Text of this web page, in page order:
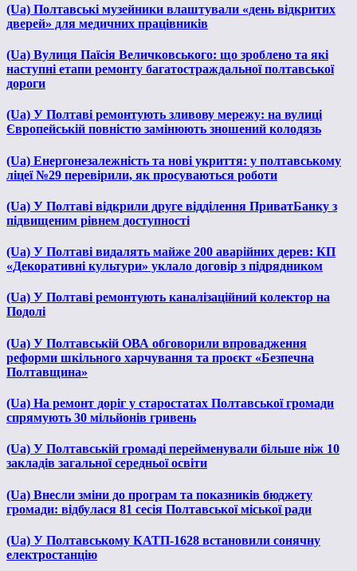
(Ua) Полтавські музейники влаштували «день відкритих
дверей» для медичних працівників
(Ua) Вулиця Паїсія Величковського: що зроблено та які
наступні етапи ремонту багатостраждальної полтавської
дороги
(Ua) У Полтаві ремонтують зливову мережу: на вулиці
Європейській повністю замінюють зношений колодязь
(Ua) Енергонезалежність та нові укриття: у полтавському
ліцеї №29 перевірили, як просуваються роботи
(Ua) У Полтаві відкрили друге відділення ПриватБанку з
підвищеним рівнем доступності
(Ua) У Полтаві видалять майже 200 аварійних дерев: КП
«Декоративні культури» уклало договір з підрядником
(Ua) У Полтаві ремонтують каналізаційний колектор на
Подолі
(Ua) У Полтавській ОВА обговорили впровадження
реформи шкільного харчування та проєкт «Безпечна
Полтавщина»
(Ua) На ремонт доріг у старостатах Полтавської громади
спрямують 30 мільйонів гривень
(Ua) У Полтавській громаді перейменували більше ніж 10
закладів загальної середньої освіти
(Ua) Внесли зміни до програм та показників бюджету
громади: відбулася 81 сесія Полтавської міської ради
(Ua) У Полтавському КАТП-1628 встановили сонячну
електростанцію